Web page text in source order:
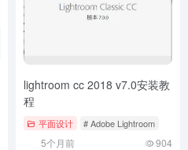
lightroom cc 2018 v7.0安装教
程
平面设计 # Adobe Lightroom
5个月前 904